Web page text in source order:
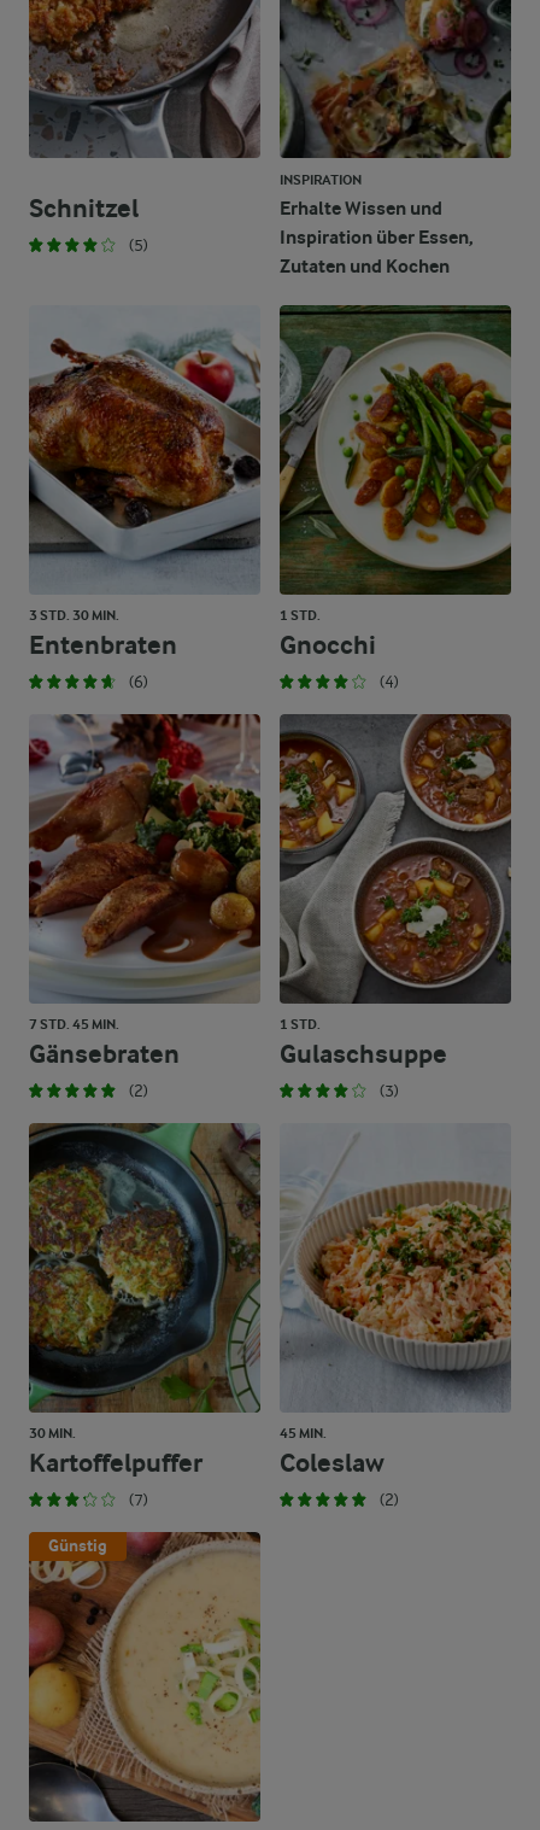
Schnitzel
(5)
INSPIRATION
Erhalte Wissen und
Inspiration über Essen,
Zutaten und Kochen
3 STD. 30 MIN.
Entenbraten
(6)
1 STD.
Gnocchi
(4)
7 STD. 45 MIN.
Gänsebraten
(2)
1 STD.
Gulaschsuppe
(3)
30 MIN.
Kartoffelpuffer
(7)
45 MIN.
Coleslaw
(2)
Günstig